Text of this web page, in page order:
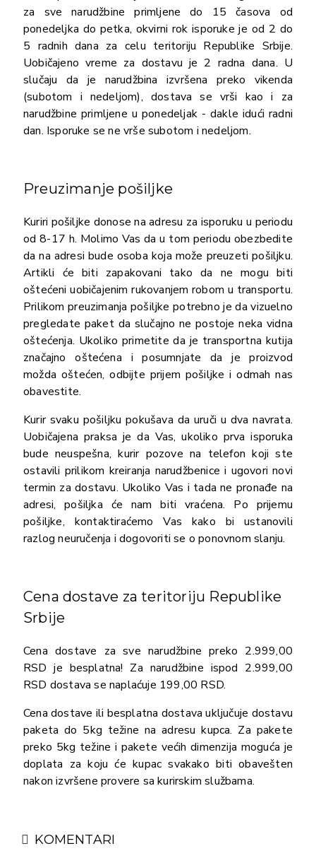
za sve narudžbine primljene do 15 časova od
ponedeljka do petka, okvirni rok isporuke je od 2 do
5 radnih dana za celu teritoriju Republike Srbije.
Uobičajeno vreme za dostavu je 2 radna dana. U
slučaju da je narudžbina izvršena preko vikenda
(subotom i nedeljom), dostava se vrši kao i za
narudžbine primljene u ponedeljak - dakle idući radni
dan. Isporuke se ne vrše subotom i nedeljom.
Preuzimanje pošiljke
Kuriri pošiljke donose na adresu za isporuku u periodu
od 8-17 h. Molimo Vas da u tom periodu obezbedite
da na adresi bude osoba koja može preuzeti pošiljku.
Artikli će biti zapakovani tako da ne mogu biti
oštećeni uobičajenim rukovanjem robom u transportu.
Prilikom preuzimanja pošiljke potrebno je da vizuelno
pregledate paket da slučajno ne postoje neka vidna
oštećenja. Ukoliko primetite da je transportna kutija
značajno oštećena i posumnjate da je proizvod
možda oštećen, odbijte prijem pošiljke i odmah nas
obavestite.
Kurir svaku pošiljku pokušava da uruči u dva navrata.
Uobičajena praksa je da Vas, ukoliko prva isporuka
bude neuspešna, kurir pozove na telefon koji ste
ostavili prilikom kreiranja narudžbenice i ugovori novi
termin za dostavu. Ukoliko Vas i tada ne pronađe na
adresi, pošiljka će nam biti vraćena. Po prijemu
pošiljke, kontaktiraćemo Vas kako bi ustanovili
razlog neuručenja i dogovoriti se o ponovnom slanju.
Cena dostave za teritoriju Republike
Srbije
Cena dostave za sve narudžbine preko 2.999,00
RSD je besplatna! Za narudžbine ispod 2.999,00
RSD dostava se naplaćuje 199,00 RSD.
Cena dostave ili besplatna dostava uključuje dostavu
paketa do 5kg težine na adresu kupca. Za pakete
preko 5kg težine i pakete većih dimenzija moguća je
doplata za koju će kupac svakako biti obavešten
nakon izvršene provere sa kurirskim službama.
KOMENTARI